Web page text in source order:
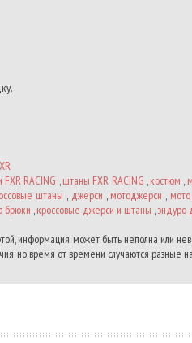
RACING ,штаны FXR RACING ,костюм ,
штаны , джерси , мотоджерси ,
брюки ,кроссовые джерси и штаны ,эндуро
информация может быть неполна или
но время от времени случаются разные